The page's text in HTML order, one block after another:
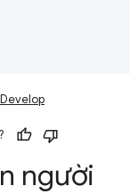
Develop
người